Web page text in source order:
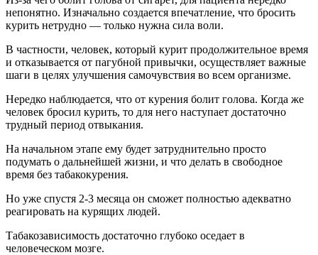
непонятно. Изначально создается впечатление, что бросить
курить нетрудно — только нужна сила воли.
В частности, человек, который курит продолжительное время
и отказывается от пагубной привычки, осуществляет важные
шаги в целях улучшения самочувствия во всем организме.
Нередко наблюдается, что от курения болит голова. Когда же
человек бросил курить, то для него наступает достаточно
трудный период отвыкания.
На начальном этапе ему будет затруднительно просто
подумать о дальнейшей жизни, и что делать в свободное
время без табакокурения.
Но уже спустя 2-3 месяца он сможет полностью адекватно
реагировать на курящих людей.
Табакозависимость достаточно глубоко оседает в
человеческом мозге.